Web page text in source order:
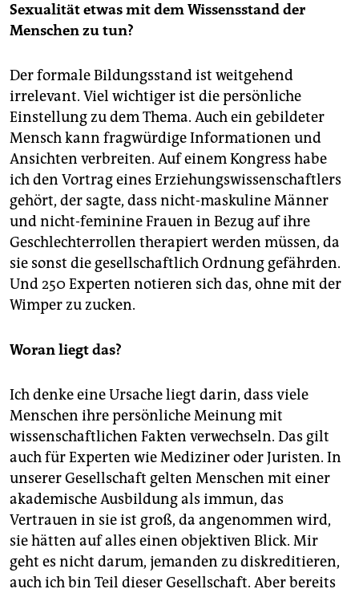
Sexualität etwas mit dem Wissensstand der
Menschen zu tun?
Der formale Bildungsstand ist weitgehend
irrelevant. Viel wichtiger ist die persönliche
Einstellung zu dem Thema. Auch ein gebildeter
Mensch kann fragwürdige Informationen und
Ansichten verbreiten. Auf einem Kongress habe
ich den Vortrag eines Erziehungswissenschaftlers
gehört, der sagte, dass nicht-maskuline Männer
und nicht-feminine Frauen in Bezug auf ihre
Geschlechterrollen therapiert werden müssen, da
sie sonst die gesellschaftlich Ordnung gefährden.
Und 250 Experten notieren sich das, ohne mit der
Wimper zu zucken.
Woran liegt das?
Ich denke eine Ursache liegt darin, dass viele
Menschen ihre persönliche Meinung mit
wissenschaftlichen Fakten verwechseln. Das gilt
auch für Experten wie Mediziner oder Juristen. In
unserer Gesellschaft gelten Menschen mit einer
akademische Ausbildung als immun, das
Vertrauen in sie ist groß, da angenommen wird,
sie hätten auf alles einen objektiven Blick. Mir
geht es nicht darum, jemanden zu diskreditieren,
auch ich bin Teil dieser Gesellschaft. Aber bereits